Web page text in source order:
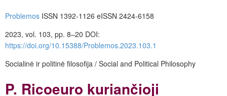
Problemos ISSN 1392-1126 eISSN 2424-6158
2023, vol. 103, pp. 8–20 DOI:
https://doi.org/10.15388/Problemos.2023.103.1
Socialinė ir politinė filosofija / Social and Political Philosophy
P. Ricoeuro kuriančioji